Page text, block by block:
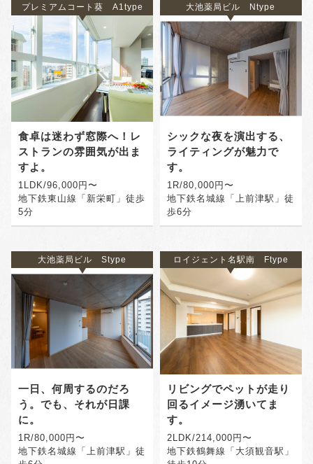
プレミアムコート葵 A1type
食卓は迷わず窓際へ！レ
ストランの雰囲気が出ま
すよ。
1LDK/96,000円〜
地下鉄東山線「新栄町」徒歩
5分
大池薬局ビル Ntype
シックな夜を演出する、
ライティングが魅力で
す。
1R/80,000円〜
地下鉄名城線「上前津駅」徒
歩6分
大池薬局ビル Stype
一日、何周するのだろ
う。でも、それが日課
に。
1R/80,000円〜
地下鉄名城線「上前津駅」徒
ロイジェント名駅南 Ftype
リビングでペットが走り
回るイメージ湧いてま
す。
2LDK/214,000円〜
地下鉄鶴舞線「大須観音駅」